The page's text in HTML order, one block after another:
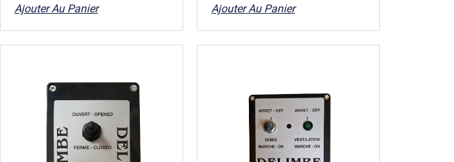
Ajouter Au Panier Ajouter Au Panier